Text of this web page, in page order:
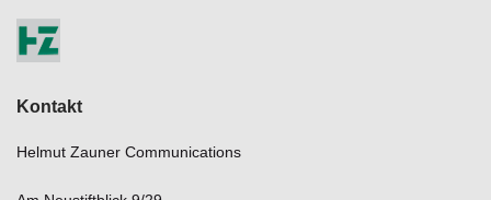
Kontakt
Helmut Zauner Communications